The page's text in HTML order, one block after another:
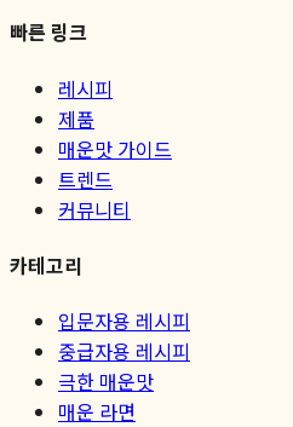
빠른 링크
레시피
제품
매운맛 가이드
트렌드
커뮤니티
카테고리
입문자용 레시피
중급자용 레시피
극한 매운맛
매운 라면